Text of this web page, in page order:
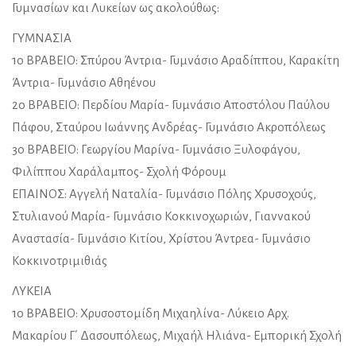
Γυμνασίων και Λυκείων ως ακολούθως:
ΓΥΜΝΑΣΙΑ
1ο ΒΡΑΒΕΙΟ: Σπύρου Άντρια- Γυμνάσιο Αραδίππου, Καρακίτη
Άντρια- Γυμνάσιο Αθηένου
2ο ΒΡΑΒΕΙΟ: Περδίου Μαρία- Γυμνάσιο Αποστόλου Παύλου
Πάφου, Σταύρου Ιωάννης Ανδρέας- Γυμνάσιο Ακροπόλεως
3ο ΒΡΑΒΕΙΟ: Γεωργίου Μαρίνα- Γυμνάσιο Ξυλοφάγου,
Φιλίππου Χαράλαμπος- Σχολή Φόρουμ
ΕΠΑΙΝΟΣ: Αγγελή Ναταλία- Γυμνάσιο Πόλης Χρυσοχούς,
Στυλιανού Μαρία- Γυμνάσιο Κοκκινοχωριών, Γιαννακού
Αναστασία- Γυμνάσιο Κιτίου, Χρίστου Άντρεα- Γυμνάσιο
Κοκκινοτριμιθιάς
ΛΥΚΕΙΑ
1ο ΒΡΑΒΕΙΟ: Χρυσοστομίδη Μιχαηλίνα- Λύκειο Αρχ.
Μακαρίου Γ΄ Δασουπόλεως, Μιχαήλ Ηλιάνα- Εμπορική Σχολή